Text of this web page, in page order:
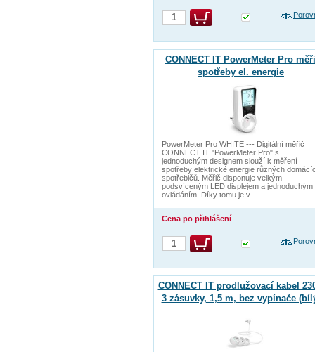
CONNECT IT PowerMeter Pro
spotřeby el. energie
PowerMeter Pro WHITE --- Digitální měřič
CONNECT IT "PowerMeter Pro" s
jednoduchým designem slouží k měření
spotřeby elektrické energie různých
spotřebičů. Měřič disponuje velkým
podsvíceným LED displejem a jednoduchým
ovládáním. Díky tomu je v
Cena po přihlášení
CONNECT IT prodlužovací kabel
3 zásuvky, 1,5 m, bez vypínače